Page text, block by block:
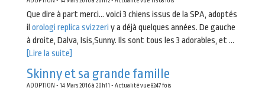
Que dire à part merci... voici 3 chiens issus de la SPA, adoptés
il orologi replica svizzeri y a déjà quelques années. De gauche
à droite, Dalva, Isis,Sunny. Ils sont tous les 3 adorables, et ...
[Lire la suite]
Skinny et sa grande famille
ADOPTION - 14 Mars 2016 à 20h11 - Actualité vue 8247 fois